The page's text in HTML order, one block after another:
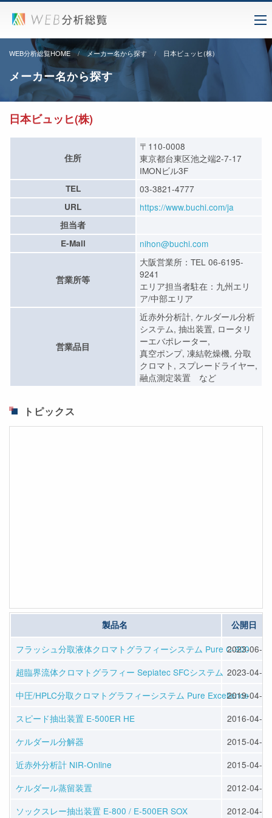
WEB分析総覧HOME メーカー名から探す 日本ビュッヒ(株)
メーカー名から探す
日本ビュッヒ(株)
住所
〒110-0008
東京都台東区池之端2-7-17
IMONビル3F
TEL 03-3821-4777
URL https://www.buchi.com/ja
担当者
E-Mail
nihon@buchi.com
営業所等
大阪営業所：TEL 06-6195-
9241
エリア担当者駐在：九州エリ
ア/中部エリア
営業品目
近赤外分析計, ケルダール分析
システム, 抽出装置, ロータリ
ーエバポレーター,
真空ポンプ, 凍結乾燥機, 分取
クロマト, スプレードライヤー,
融点測定装置 など
トピックス
製品名 公開日
フラッシュ分取液体クロマトグラフィーシステム Pure C-900
2023-06-07
超臨界流体クロマトグラフィー Sepiatec SFCシステム 2023-04-14
中圧/HPLC分取クロマトグラフィーシステム Pure Excellence
2019-04-22
スピード抽出装置 E-500ER HE
2016-04-13
ケルダール分解器
2015-04-10
近赤外分析計 NIR-Online
2015-04-10
ケルダール蒸留装置
2012-04-25
ソックスレー抽出装置 E-800 / E-500ER SOX
2012-04-25